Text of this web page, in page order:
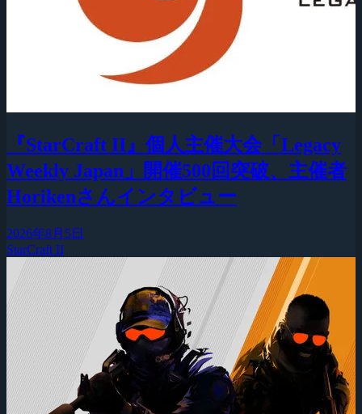
『StarCraft II』個人主催大会「Legacy
Weekly Japan」開催500回突破、主催者
Horikenさんインタビュー
2026年8月5日
StarCraft II